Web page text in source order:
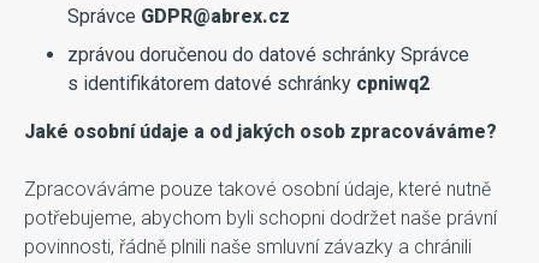
Správce GDPR@abrex.cz
zprávou doručenou do datové schránky Správce
s identifikátorem datové schránky cpniwq2
Jaké osobní údaje a od jakých osob zpracováváme?
Zpracováváme pouze takové osobní údaje, které nutně
potřebujeme, abychom byli schopni dodržet naše právní
povinnosti, řádně plnili naše smluvní závazky a chránili